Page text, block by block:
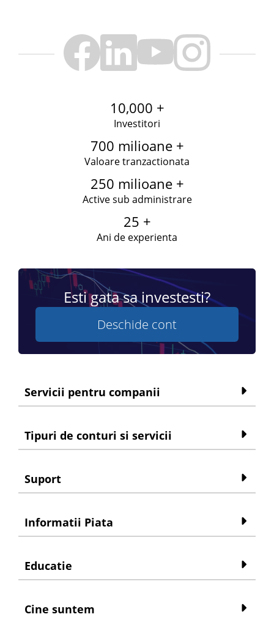
10,000 +
Investitori
700 milioane +
Valoare tranzactionata
250 milioane +
Active sub administrare
25 +
Ani de experienta
Esti gata sa investesti?
Deschide cont
Servicii pentru companii
Tipuri de conturi si servicii
Suport
Informatii Piata
Educatie
Cine suntem